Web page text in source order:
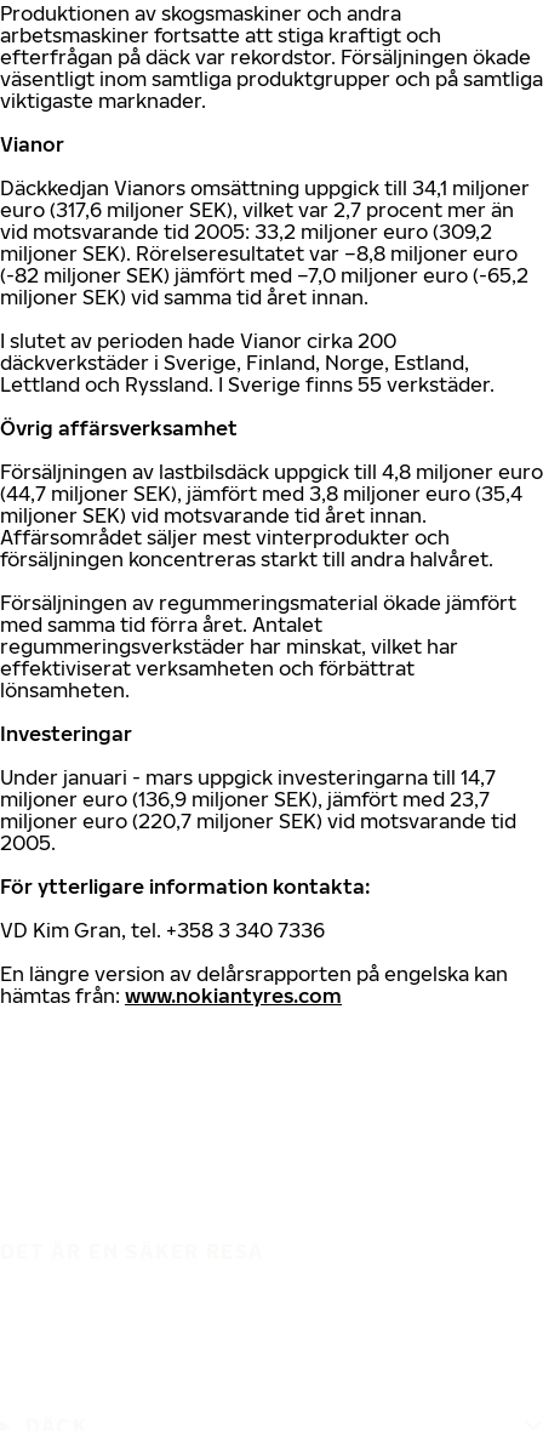
Produktionen av skogsmaskiner och andra
arbetsmaskiner fortsatte att stiga kraftigt och
efterfrågan på däck var rekordstor. Försäljningen ökade
väsentligt inom samtliga produktgrupper och på samtliga
viktigaste marknader.
Vianor
Däckkedjan Vianors omsättning uppgick till 34,1 miljoner
euro (317,6 miljoner SEK), vilket var 2,7 procent mer än
vid motsvarande tid 2005: 33,2 miljoner euro (309,2
miljoner SEK). Rörelseresultatet var –8,8 miljoner euro
(-82 miljoner SEK) jämfört med –7,0 miljoner euro (-65,2
miljoner SEK) vid samma tid året innan.
I slutet av perioden hade Vianor cirka 200
däckverkstäder i Sverige, Finland, Norge, Estland,
Lettland och Ryssland. I Sverige finns 55 verkstäder.
Övrig affärsverksamhet
Försäljningen av lastbilsdäck uppgick till 4,8 miljoner euro
(44,7 miljoner SEK), jämfört med 3,8 miljoner euro (35,4
miljoner SEK) vid motsvarande tid året innan.
Affärsområdet säljer mest vinterprodukter och
försäljningen koncentreras starkt till andra halvåret.
Försäljningen av regummeringsmaterial ökade jämfört
med samma tid förra året. Antalet
regummeringsverkstäder har minskat, vilket har
effektiviserat verksamheten och förbättrat
lönsamheten.
Investeringar
Under januari - mars uppgick investeringarna till 14,7
miljoner euro (136,9 miljoner SEK), jämfört med 23,7
miljoner euro (220,7 miljoner SEK) vid motsvarande tid
2005.
För ytterligare information kontakta:
VD Kim Gran, tel. +358 3 340 7336
En längre version av delårsrapporten på engelska kan
hämtas från: www.nokiantyres.com